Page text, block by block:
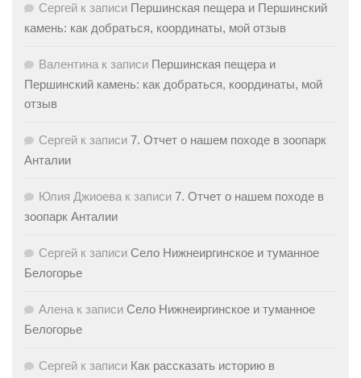
Сергей к записи Першинская пещера и Першинский
камень: как добраться, координаты, мой отзыв
Валентина к записи Першинская пещера и
Першинский камень: как добраться, координаты, мой
отзыв
Сергей к записи 7. Отчет о нашем походе в зоопарк
Анталии
Юлия Джиоева к записи 7. Отчет о нашем походе в
зоопарк Анталии
Сергей к записи Село Нижнеиргинское и туманное
Белогорье
Алена к записи Село Нижнеиргинское и туманное
Белогорье
Сергей к записи Как рассказать историю в